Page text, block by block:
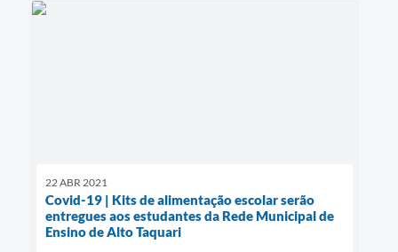
22 ABR 2021
Covid-19 | Kits de alimentação escolar serão
entregues aos estudantes da Rede Municipal de
Ensino de Alto Taquari